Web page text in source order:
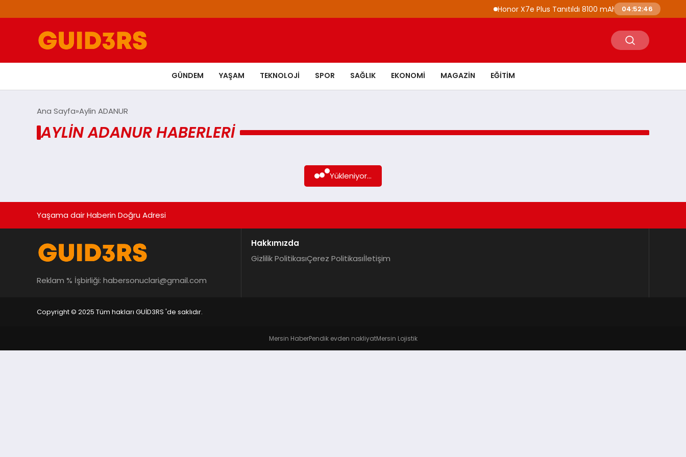
Honor X7e Plus Tanıtıldı 8100 mAh Batarya ve IP69K
04:52:46
GÜNDEM YAŞAM TEKNOLOJI SPOR SAĞLIK EKONOMI MAGAZIN EĞITIM
Ana Sayfa Aylin ADANUR
AYLIN ADANUR HABERLERI
Yükleniyor...
Yaşama dair Haberin Doğru Adresi
Reklam % İşbirliği: habersonuclari@gmail.com
Hakkımızda
Gizlilik PolitikasıÇerez Politikasıİletişim
Copyright © 2025 Tüm hakları GUİD3RS 'de saklıdır.
Mersin HaberPendik evden nakliyatMersin Lojistik